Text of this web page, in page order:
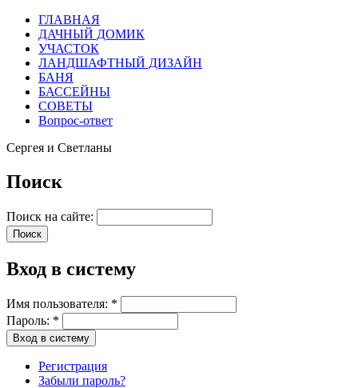
ГЛАВНАЯ
ДАЧНЫЙ ДОМИК
УЧАСТОК
ЛАНДШАФТНЫЙ ДИЗАЙН
БАНЯ
БАССЕЙНЫ
СОВЕТЫ
Вопрос-ответ
Сергея и Светланы
Поиск
Поиск на сайте:
Вход в систему
Имя пользователя: *
Пароль: *
Регистрация
Забыли пароль?